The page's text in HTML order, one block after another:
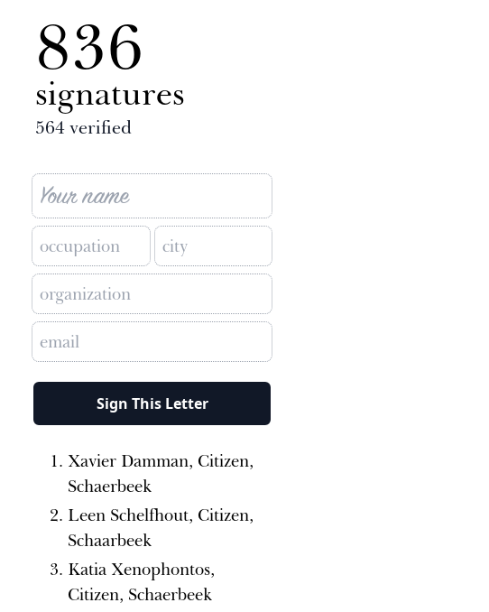
836
signatures
564 verified
Sign This Letter
Xavier Damman, Citizen,
Schaerbeek
Leen Schelfhout, Citizen,
Schaarbeek
Katia Xenophontos,
Citizen, Schaerbeek